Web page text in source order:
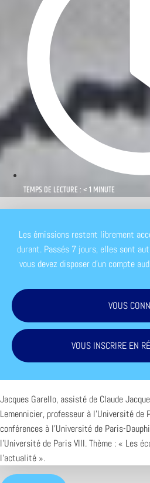
TEMPS DE LECTURE : < 1 MINUTE
Les émissions restent librement
durant. Passés 7 jours, elles sont
vous devez disposer d'un compte
VOUS
VOUS INSCRIRE EN
Jacques Garello, assisté de Claude
Lemennicier, professeur à l’Université de
conférences à l’Université de Paris-
l’Université de Paris VIII. Thème : « Les
l’actualité ».